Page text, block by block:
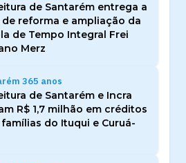
de Santarém entrega a
de reforma e ampliação da
de Tempo Integral Frei
Merz
365 anos
de Santarém e Incra
R$ 1,7 milhão em créditos
do Ituqui e Curuá-